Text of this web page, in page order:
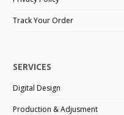
Track Your Order
SERVICES
Digital Design
Production & Adjusment